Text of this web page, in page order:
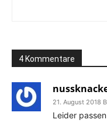
4 Kommentare
21. August 2018
Leider